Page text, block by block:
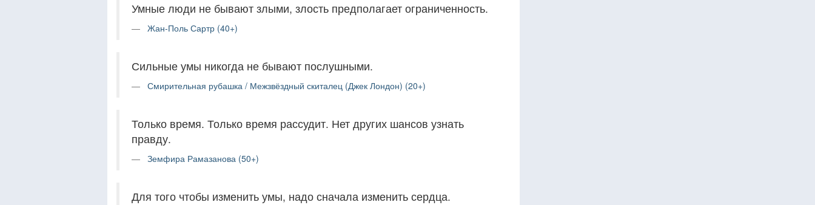
Умные люди не бывают злыми, злость предполагает ограниченность.
Жан-Поль Сартр (40+)
Сильные умы никогда не бывают послушными.
Смирительная рубашка / Межзвёздный скиталец (Джек Лондон) (20+)
Только время. Только время рассудит. Нет других шансов узнать
правду.
Земфира Рамазанова (50+)
Для того чтобы изменить умы, надо сначала изменить сердца.